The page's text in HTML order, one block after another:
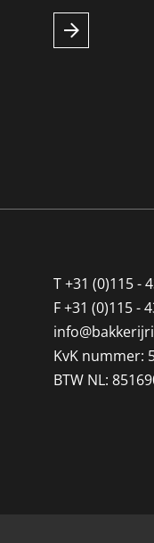
T+31 (0)115 -
F+31 (0)115 -
KvK nummer:
BTW NL: